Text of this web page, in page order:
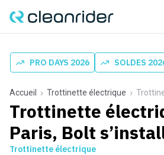
PRO DAYS 2026 SOLDES
Accueil Trottinette électrique Trottinette
Trottinette
Paris, Bolt
Trottinette électrique